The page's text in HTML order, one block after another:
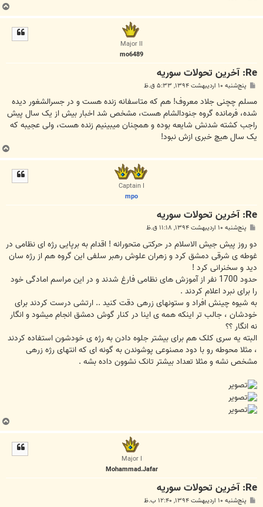
ب
ا
Major II
mo6489
Re: آخرين تحولات سوريه
پ
ت
پنج‌شنبه ۱۰ اردیبهشت ۱۳۹۴, ۵:۳۳ ق.ظ
مسلم چچنی جلاد معروف! هم که متاسفانه زنده هست و در جسرالشغور دیده
شده، فرمانده گروه جنودالشام هست، مشخص شد اخبار بیش از یک سال پیش
راجب کشته شدنش شایعه بوده و همچنان میبینیم زنده هست، ولی عجیبه که
یک سال هیچ خبری ازش نبود!
ب
ا
Captain I
mpo
Re: آخرين تحولات سوريه
پ
ت
پنج‌شنبه ۱۰ اردیبهشت ۱۳۹۴, ۱۱:۱۸ ق.ظ
ﺩﻭ ﺭﻭﺯ ﭘﯿﺶ ﺟﯿﺶ ﺍﻻﺳﻼﻡ ﺩﺭ ﺣﺮﮐﺘﯽ ﻣﺘﺤﻮﺭﺍﻧﻪ ! ﺍﻗﺪﺍﻡ ﺑﻪ ﺑﺮﭘﺎﯾﯽ ﺭﮊﻩ ﺍﯼ ﻧﻈﺎﻣﯽ ﺩﺭ
ﻏﻮﻃﻪ ﯼ ﺷﺮﻗﯽ ﺩﻣﺸﻖ ﮐﺮﺩ ﻭ ﺯﻫﺮﺍﻥ ﻋﻠﻮﺵ ﺭﻫﺒﺮ ﺳﻠﻔﯽ ﺍﯾﻦ ﮔﺮﻭﻩ ﻫﻢ ﺍﺯ ﺭﮊﻩ ﺳﺎﻥ
ﺩﯾﺪ ﻭ ﺳﺨﻨﺮﺍﻧﯽ ﮐﺮﺩ !
ﺣﺪﻭﺩ 1700 ﻧﻔﺮ ﺍﺯ ﺁﻣﻮﺯﺵ ﻫﺎﯼ ﻧﻈﺎﻣﯽ ﻓﺎﺭﻍ ﺷﺪﻧﺪ ﻭ ﺩﺭ ﺍﯾﻦ ﻣﺮﺍﺳﻢ ﺍﻣﺎﺩﮔﯽ ﺧﻮﺩ
ﺭﺍ ﺑﺮﺍﯼ ﻧﺒﺮﺩ ﺍﻋﻼﻡ ﮐﺮﺩﻧﺪ .
ﺑﻪ ﺷﯿﻮﻩ ﭼﯿﻨﺶ ﺍﻓﺮﺍﺩ ﻭ ﺳﺘﻮﻧﻬﺎﯼ ﺯﺭﻫﯽ ﺩﻗﺖ ﮐﻨﯿﺪ .. ﺍﺭﺗﺸﯽ ﺩﺭﺳﺖ ﮐﺮﺩﻧﺪ ﺑﺮﺍﯼ
ﺧﻮﺩﺷﺎﻥ ، ﺟﺎﻟﺐ ﺗﺮ ﺍﯾﻨﮑﻪ ﻫﻤﻪ ﯼ ﺍﯾﻨﺎ ﺩﺭ ﮐﻨﺎﺭ ﮔﻮﺵ ﺩﻣﺸﻖ ﺍﻧﺠﺎﻡ ﻣﯿﺸﻮﺩ ﻭ ﺍﻧﮕﺎﺭ
ﻧﻪ ﺍﻧﮕﺎﺭ ؟؟
ﺍﻟﺒﺘﻪ ﯾﻪ ﺳﺮﯼ ﮐﻠﮏ ﻫﻢ ﺑﺮﺍﯼ ﺑﯿﺸﺘﺮ ﺟﻠﻮﻩ ﺩﺍﺩﻥ ﺑﻪ ﺭﮊﻩ ﯼ ﺧﻮﺩﺷﻮﻥ ﺍﺳﺘﻔﺎﺩﻩ ﮐﺮﺩﻧﺪ
، ﻣﺜﻼ ﻣﺤﻮﻃﻪ ﺭﻭ ﺑﺎ ﺩﻭﺩ ﻣﺼﻨﻮﻋﯽ ﭘﻮﺷﻮﻧﺪﻥ ﺑﻪ ﮔﻮﻧﻪ ﺍﯼ ﮐﻪ ﺍﻧﺘﻬﺎﯼ ﺭﮊﻩ ﺯﺭﻫﯽ
ﻣﺸﺨﺺ ﻧﺸﻪ ﻭ ﻣﺜﻼ ﺗﻌﺪﺍﺩ ﺑﯿﺸﺘﺮ ﺗﺎﻧﮏ ﻧﺸﻮﻭﻥ ﺩﺍﺩﻩ ﺑﺸﻪ .
ب
ا
Major I
Mohammad.Jafar
Re: آخرين تحولات سوريه
پ پنج‌شنبه ۱۰ اردیبهشت ۱۳۹۴, ۱۲:۴۰ ب.ظ